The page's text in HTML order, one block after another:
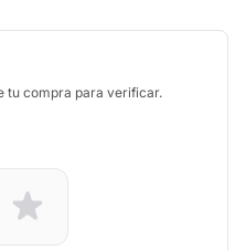
tu compra para verificar.